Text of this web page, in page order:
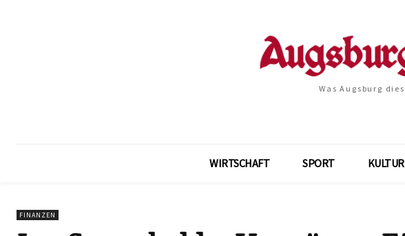
Was Augsburg
WIRTSCHAFT SPORT KULTUR
FINANZEN